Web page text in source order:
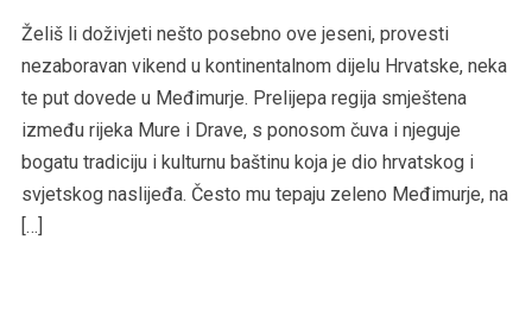
Želiš li doživjeti nešto posebno ove jeseni, provesti
nezaboravan vikend u kontinentalnom dijelu Hrvatske, neka
te put dovede u Međimurje. Prelijepa regija smještena
između rijeka Mure i Drave, s ponosom čuva i njeguje
bogatu tradiciju i kulturnu baštinu koja je dio hrvatskog i
svjetskog naslijeđa. Često mu tepaju zeleno Međimurje, na
[…]